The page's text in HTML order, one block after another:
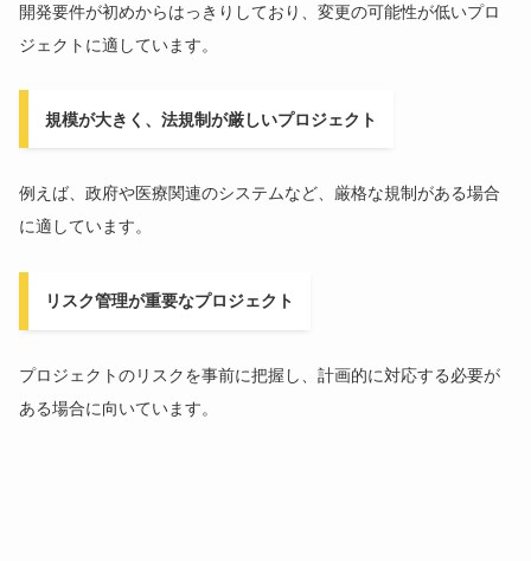
開発要件が初めからはっきりしており、変更の可能性が低いプロ
ジェクトに適しています。
規模が大きく、法規制が厳しいプロジェクト
例えば、政府や医療関連のシステムなど、厳格な規制がある場合
に適しています。
リスク管理が重要なプロジェクト
プロジェクトのリスクを事前に把握し、計画的に対応する必要が
ある場合に向いています。